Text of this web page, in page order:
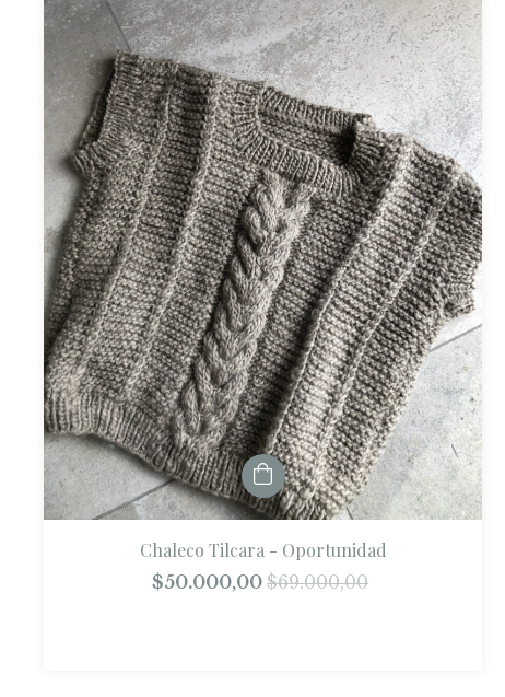
Chaleco Tilcara - Oportunidad
$50.000,00$69.000,00